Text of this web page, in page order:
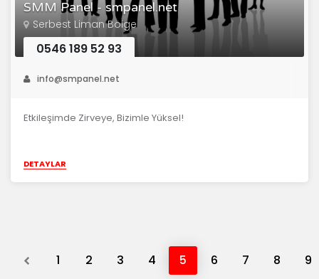
SMM Panel - smpanel.net
Serbest Liman Bölge
0546 189 52 93
info@smpanel.net
Etkileşimde Zirveye, Bizimle Yüksel!
DETAYLAR
Previous
1 2 3 4 5 6 7 8 9